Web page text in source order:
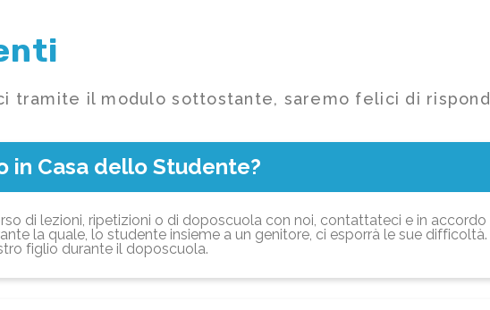
tramite il modulo sottostante, saremo felici di
in Casa dello Studente?
di lezioni, ripetizioni o di doposcuola con noi, contattateci e in
la quale, lo studente insieme a un genitore, ci esporrà le sue
figlio durante il doposcuola.